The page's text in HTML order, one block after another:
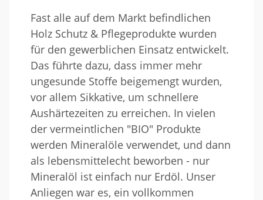
Fast alle auf dem Markt befindlichen
Holz Schutz & Pflegeprodukte wurden
für den gewerblichen Einsatz entwickelt.
Das führte dazu, dass immer mehr
ungesunde Stoffe beigemengt wurden,
vor allem Sikkative, um schnellere
Aushärtezeiten zu erreichen. In vielen
der vermeintlichen "BIO" Produkte
werden Mineralöle verwendet, und dann
als lebensmittelecht beworben - nur
Mineralöl ist einfach nur Erdöl. Unser
Anliegen war es, ein vollkommen